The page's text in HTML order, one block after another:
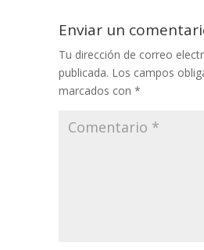
Enviar un
Tu dirección de correo
publicada. Los campos
marcados con *